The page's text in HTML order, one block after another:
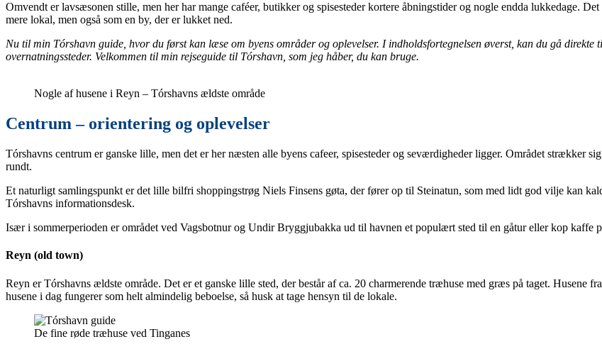
Omvendt er lavsæsonen stille, men her har mange caféer, butikker og spisesteder kortere åbningstider og nogle endda lukkedage.
mere lokal, men også som en by, der er lukket ned.
Nu til min Tórshavn guide, hvor du først kan læse om byens områder og oplevelser. I indholdsfortegnelsen øverst, kan du gå
overnatningssteder. Velkommen til min rejseguide til Tórshavn, som jeg håber, du kan bruge.
Nogle af husene i Reyn – Tórshavns ældste område
Centrum – orientering og oplevelser
Tórshavns centrum er ganske lille, men det er her næsten alle byens cafeer, spisesteder og seværdigheder ligger. Området strækker
rundt.
Et naturligt samlingspunkt er det lille bilfri shoppingstrøg Niels Finsens gøta, der fører op til Steinatun, som med lidt god vilje kan
Tórshavns informationsdesk.
Især i sommerperioden er området ved Vagsbotnur og Undir Bryggjubakka ud til havnen et populært sted til en gåtur eller kop kaffe
Reyn (old town)
Reyn er Tórshavns ældste område. Det er et ganske lille sted, der består af ca. 20 charmerende træhuse med græs på taget.
husene i dag fungerer som helt almindelig beboelse, så husk at tage hensyn til de lokale.
De fine røde træhuse ved Tinganes